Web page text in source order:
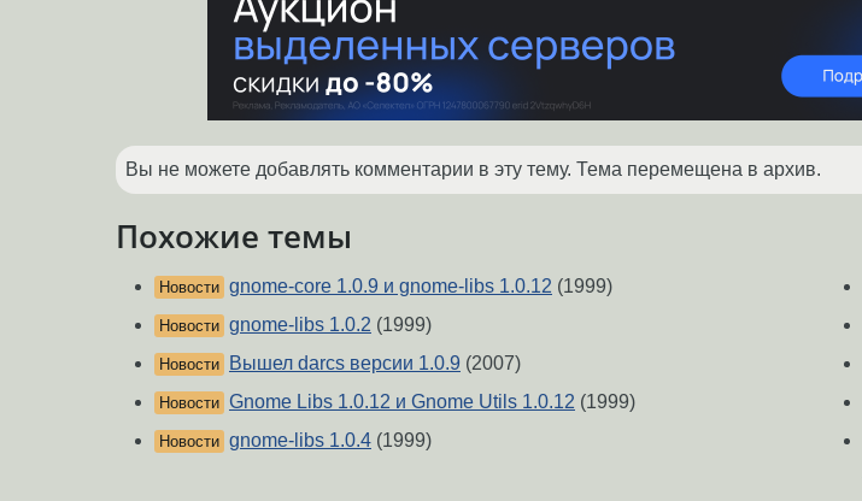
Вы не можете добавлять комментарии в эту тему. Тема перемещена в архив.
Похожие темы
Новости gnome-core 1.0.9 и gnome-libs 1.0.12 (1999)
Новости gnome-libs 1.0.2 (1999)
Новости Вышел darcs версии 1.0.9 (2007)
Новости Gnome Libs 1.0.12 и Gnome Utils 1.0.12 (1999)
Новости gnome-libs 1.0.4 (1999)